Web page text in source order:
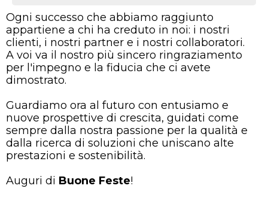
Ogni successo che abbiamo raggiunto
appartiene a chi ha creduto in noi: i nostri
clienti, i nostri partner e i nostri collaboratori.
A voi va il nostro più sincero ringraziamento
per l'impegno e la fiducia che ci avete
dimostrato.
Guardiamo ora al futuro con entusiamo e
nuove prospettive di crescita, guidati come
sempre dalla nostra passione per la qualità e
dalla ricerca di soluzioni che uniscano alte
prestazioni e sostenibilità.
Auguri di Buone Feste!